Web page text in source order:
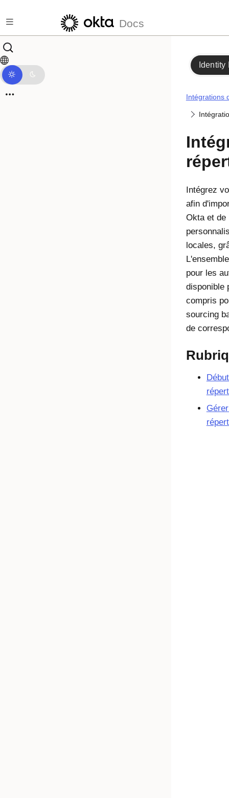
Docs
Identity
Intégrations
Intégrez
afin
Oktaet de
locales,
pour les
disponible
compris
sourcing
de